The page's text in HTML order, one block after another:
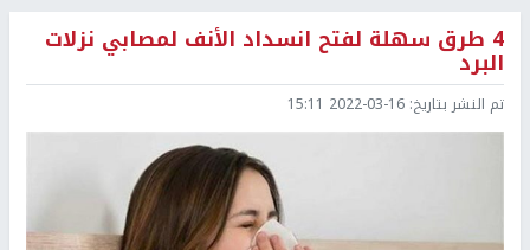
4 طرق سهلة لفتح انسداد الأنف لمصابي نزلات
البرد
تم النشر بتاريخ: 2022-03-16 15:11